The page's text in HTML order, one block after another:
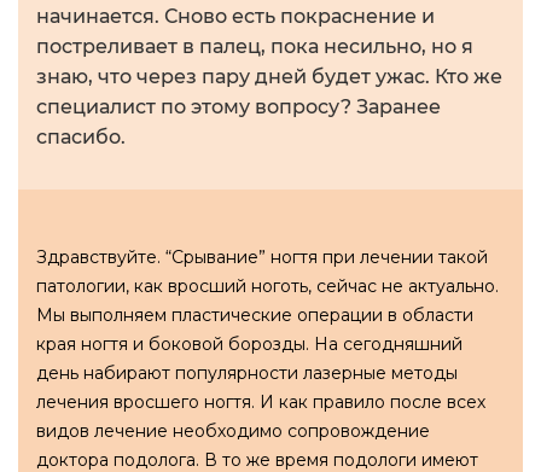
начинается. Сново есть покраснение и
постреливает в палец, пока несильно, но я
знаю, что через пару дней будет ужас. Кто же
специалист по этому вопросу? Заранее
спасибо.
Здравствуйте. “Срывание” ногтя при лечении такой
патологии, как вросший ноготь, сейчас не актуально.
Мы выполняем пластические операции в области
края ногтя и боковой борозды. На сегодняшний
день набирают популярности лазерные методы
лечения вросшего ногтя. И как правило после всех
видов лечение необходимо сопровождение
доктора подолога. В то же время подологи имеют